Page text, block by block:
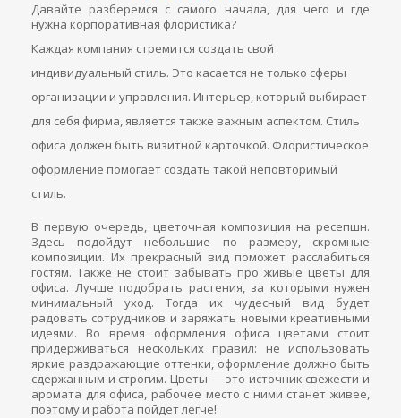
Давайте разберемся с самого начала, для чего и где
нужна корпоративная флористика?
Каждая компания стремится создать свой
индивидуальный стиль. Это касается не только сферы
организации и управления. Интерьер, который выбирает
для себя фирма, является также важным аспектом. Стиль
офиса должен быть визитной карточкой. Флористическое
оформление помогает создать такой неповторимый
стиль.
В первую очередь, цветочная композиция на ресепшн.
Здесь подойдут небольшие по размеру, скромные
композиции. Их прекрасный вид поможет расслабиться
гостям. Также не стоит забывать про живые цветы для
офиса. Лучше подобрать растения, за которыми нужен
минимальный уход. Тогда их чудесный вид будет
радовать сотрудников и заряжать новыми креативными
идеями. Во время оформления офиса цветами стоит
придерживаться нескольких правил: не использовать
яркие раздражающие оттенки, оформление должно быть
сдержанным и строгим. Цветы — это источник свежести и
аромата для офиса, рабочее место с ними станет живее,
поэтому и работа пойдет легче!